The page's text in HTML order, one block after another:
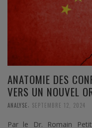
ANATOMIE DES
VERS UN NOUVEL
ANALYSE SEPTEMBRE 12, 2024
Par le Dr. Romain